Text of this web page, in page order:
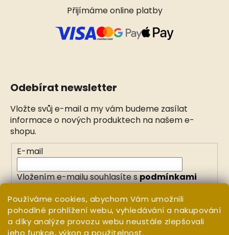
Používáme cookies, abychom Vám umožnili
pohodlné prohlížení webu, vyhledávání a nakupování
a díky analýze provozu webu neustále zlepšovali
jeho funkce, výkon a použitelnost.
Přijímáme online platby
Odebírat newsletter
Vložte svůj e-mail a my vám budeme zasílat
informace o nových produktech na našem e-
shopu.
E-mail
Vložením e-mailu souhlasíte spodmínkami
PŘIHLÁSIT SE